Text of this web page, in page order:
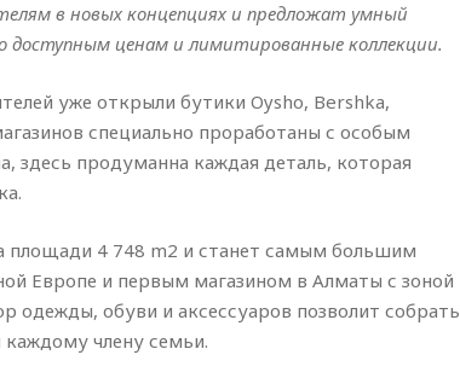
в новых концепциях и предложат умный
ценам и лимитированные коллекции.
уже открыли бутики Oysho, Bershka,
специально проработаны с особым
здесь продуманна каждая деталь, которая
площади 4 748 m2 и станет самым большим
Европе и первым магазином в Алматы с зоной
обуви и аксессуаров позволит собрать
каждому члену семьи.